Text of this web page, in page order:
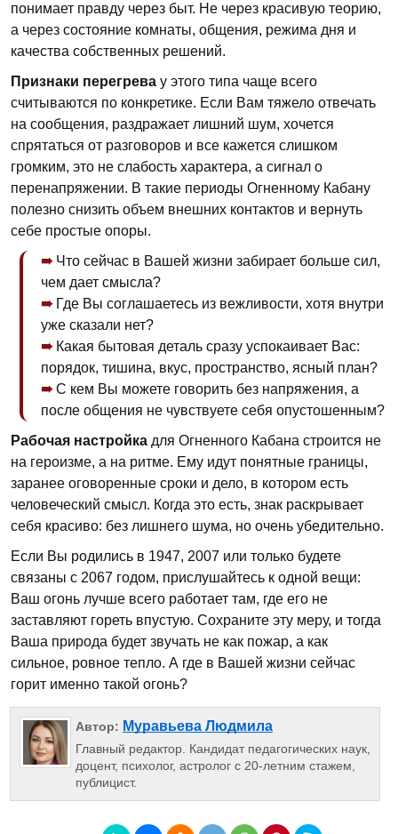
понимает правду через быт. Не через красивую теорию,
а через состояние комнаты, общения, режима дня и
качества собственных решений.
Признаки перегрева у этого типа чаще всего
считываются по конкретике. Если Вам тяжело отвечать
на сообщения, раздражает лишний шум, хочется
спрятаться от разговоров и все кажется слишком
громким, это не слабость характера, а сигнал о
перенапряжении. В такие периоды Огненному Кабану
полезно снизить объем внешних контактов и вернуть
себе простые опоры.
Что сейчас в Вашей жизни забирает больше сил,
чем дает смысла?
Где Вы соглашаетесь из вежливости, хотя внутри
уже сказали нет?
Какая бытовая деталь сразу успокаивает Вас:
порядок, тишина, вкус, пространство, ясный план?
С кем Вы можете говорить без напряжения, а
после общения не чувствуете себя опустошенным?
Рабочая настройка для Огненного Кабана строится не
на героизме, а на ритме. Ему идут понятные границы,
заранее оговоренные сроки и дело, в котором есть
человеческий смысл. Когда это есть, знак раскрывает
себя красиво: без лишнего шума, но очень убедительно.
Если Вы родились в 1947, 2007 или только будете
связаны с 2067 годом, прислушайтесь к одной вещи:
Ваш огонь лучше всего работает там, где его не
заставляют гореть впустую. Сохраните эту меру, и тогда
Ваша природа будет звучать не как пожар, а как
сильное, ровное тепло. А где в Вашей жизни сейчас
горит именно такой огонь?
Автор: Муравьева Людмила
Главный редактор. Кандидат педагогических наук,
доцент, психолог, астролог с 20-летним стажем,
публицист.